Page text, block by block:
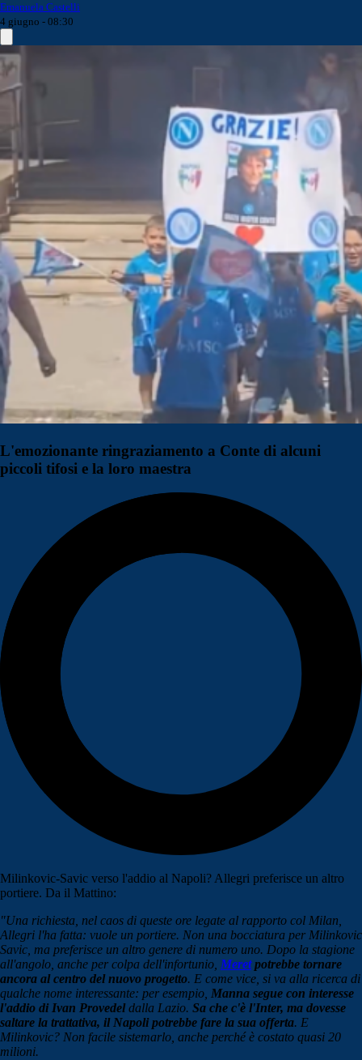
Emanuela Castelli
4 giugno - 08:30
L'emozionante ringraziamento a Conte di alcuni
piccoli tifosi e la loro maestra
Milinkovic-Savic verso l'addio al Napoli? Allegri preferisce un altro
portiere. Da il Mattino:
"Una richiesta, nel caos di queste ore legate al rapporto col Milan,
Allegri l'ha fatta: vuole un portiere. Non una bocciatura per Milinkovic
Savic, ma preferisce un altro genere di numero uno. Dopo la stagione
all'angolo, anche per colpa dell'infortunio, Meretpotrebbe tornare
ancora al centro del nuovo progetto. E come vice, si va alla ricerca di
qualche nome interessante: per esempio, Manna segue con interesse
l'addio di Ivan Provedeldalla Lazio. Sa che c'è l'Inter, ma dovesse
saltare la trattativa, il Napoli potrebbe fare la sua offerta. E
Milinkovic? Non facile sistemarlo, anche perché è costato quasi 20
milioni.